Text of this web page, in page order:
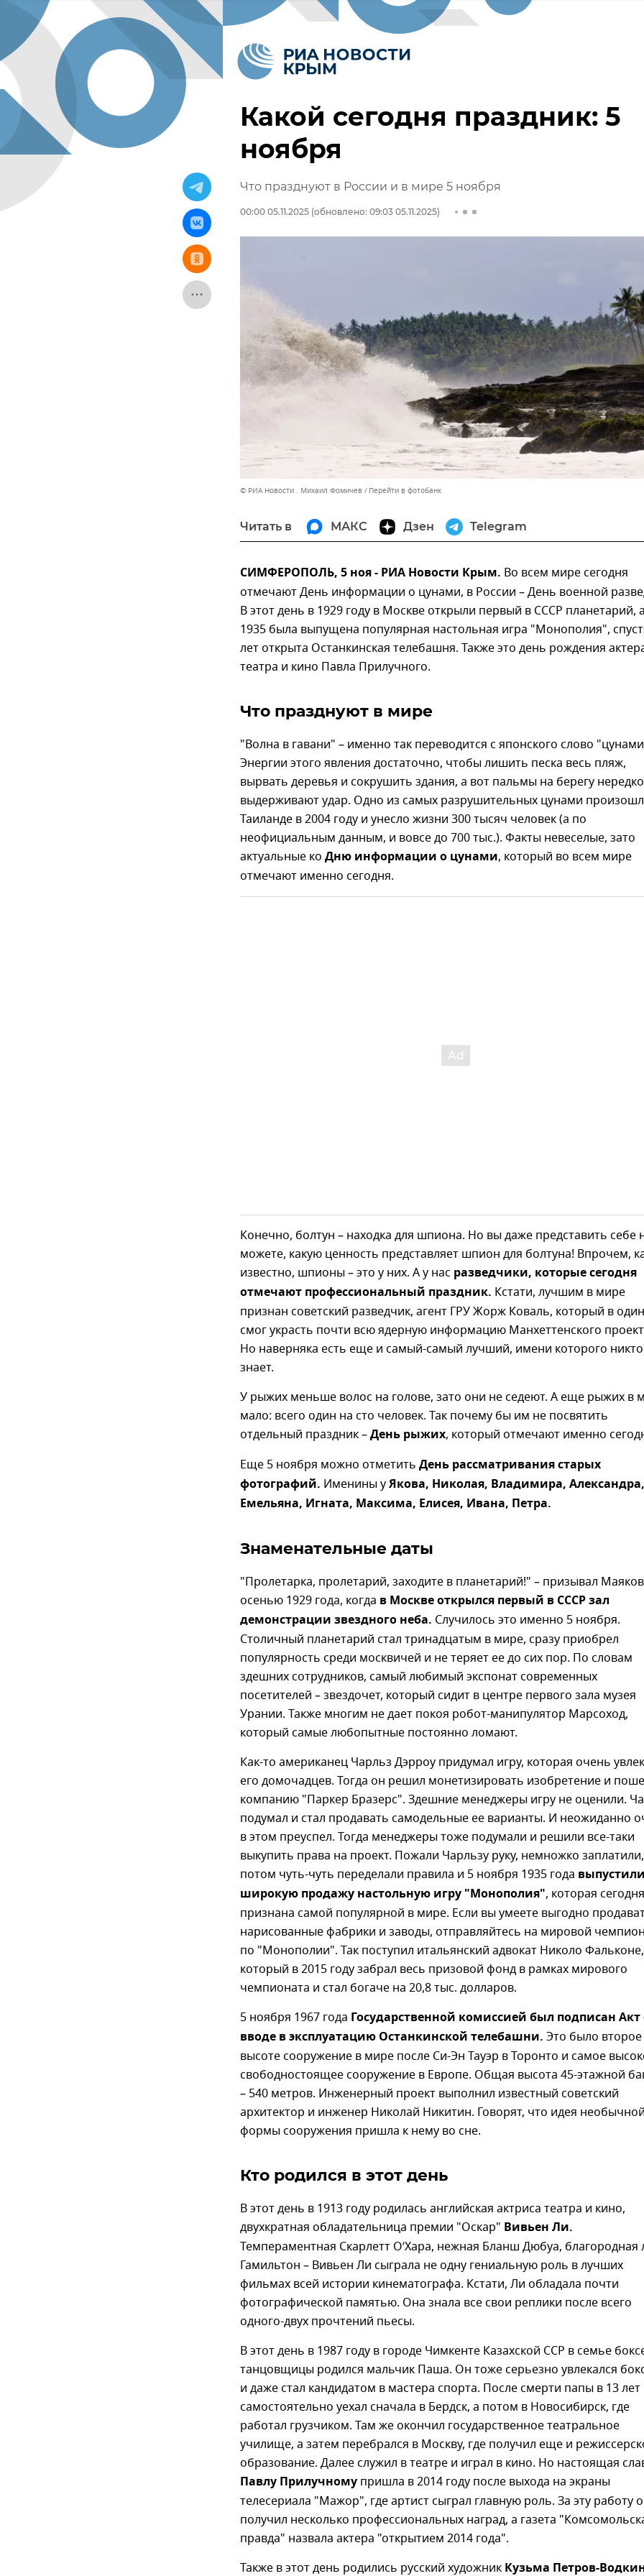
Какой сегодня праздник: 5
ноября
Что празднуют в России и в мире 5 ноября
00:00 05.11.2025 (обновлено: 09:03 05.11.2025)
© РИА Новости . Михаил Фомичев Перейти в фотобанк
Читать в МАКС Дзен Telegram
СИМФЕРОПОЛЬ, 5 ноя - РИА Новости Крым. Во всем мире сегодня
отмечают День информации о цунами, в России – День военной
В этот день в 1929 году в Москве открыли первый в СССР планетарий,
1935 была выпущена популярная настольная игра "Монополия",
лет открыта Останкинская телебашня. Также это день рождения
театра и кино Павла Прилучного.
Что празднуют в мире
"Волна в гавани" – именно так переводится с японского слово
Энергии этого явления достаточно, чтобы лишить песка весь пляж,
вырвать деревья и сокрушить здания, а вот пальмы на берегу нередко
выдерживают удар. Одно из самых разрушительных цунами
Таиланде в 2004 году и унесло жизни 300 тысяч человек (а по
неофициальным данным, и вовсе до 700 тыс.). Факты невеселые, зато
актуальные ко Дню информации о цунами, который во всем мире
отмечают именно сегодня.
Конечно, болтун – находка для шпиона. Но вы даже представить себе
можете, какую ценность представляет шпион для болтуна! Впрочем,
известно, шпионы – это у них. А у нас разведчики, которые сегодня
отмечают профессиональный праздник. Кстати, лучшим в мире
признан советский разведчик, агент ГРУ Жорж Коваль, который в
смог украсть почти всю ядерную информацию Манхеттенского
Но наверняка есть еще и самый-самый лучший, имени которого
знает.
У рыжих меньше волос на голове, зато они не седеют. А еще рыжих в
мало: всего один на сто человек. Так почему бы им не посвятить
отдельный праздник –День рыжих, который отмечают именно
Еще 5 ноября можно отметить День рассматривания старых
фотографий. Именины уЯкова, Николая, Владимира, Александра,
Емельяна, Игната, Максима, Елисея, Ивана, Петра.
Знаменательные даты
"Пролетарка, пролетарий, заходите в планетарий!" – призывал
осенью 1929 года, когда в Москве открылся первый в СССР зал
демонстрации звездного неба. Случилось это именно 5 ноября.
Столичный планетарий стал тринадцатым в мире, сразу приобрел
популярность среди москвичей и не теряет ее до сих пор. По словам
здешних сотрудников, самый любимый экспонат современных
посетителей – звездочет, который сидит в центре первого зала музея
Урании. Также многим не дает покоя робот-манипулятор Марсоход,
который самые любопытные постоянно ломают.
Как-то американец Чарльз Дэрроу придумал игру, которая очень
его домочадцев. Тогда он решил монетизировать изобретение и
компанию "Паркер Бразерс". Здешние менеджеры игру не оценили.
подумал и стал продавать самодельные ее варианты. И неожиданно
в этом преуспел. Тогда менеджеры тоже подумали и решили все-таки
выкупить права на проект. Пожали Чарльзу руку, немножко заплатили,
потом чуть-чуть переделали правила и 5 ноября 1935 года
широкую продажу настольную игру "Монополия", которая сегодня
признана самой популярной в мире. Если вы умеете выгодно
нарисованные фабрики и заводы, отправляйтесь на мировой
по "Монополии". Так поступил итальянский адвокат Николо Фальконе,
который в 2015 году забрал весь призовой фонд в рамках мирового
чемпионата и стал богаче на 20,8 тыс. долларов.
5 ноября 1967 года Государственной комиссией был подписан Акт
вводе в эксплуатацию Останкинской телебашни. Это было
высоте сооружение в мире после Си-Эн Тауэр в Торонто и самое
свободностоящее сооружение в Европе. Общая высота 45-этажной
– 540 метров. Инженерный проект выполнил известный советский
архитектор и инженер Николай Никитин. Говорят, что идея необычной
формы сооружения пришла к нему во сне.
Кто родился в этот день
В этот день в 1913 году родилась английская актриса театра и кино,
двухкратная обладательница премии "Оскар" Вивьен Ли.
Темпераментная Скарлетт О’Хара, нежная Бланш Дюбуа, благородная
Гамильтон – Вивьен Ли сыграла не одну гениальную роль в лучших
фильмах всей истории кинематографа. Кстати, Ли обладала почти
фотографической памятью. Она знала все свои реплики после всего
одного-двух прочтений пьесы.
В этот день в 1987 году в городе Чимкенте Казахской ССР в семье
танцовщицы родился мальчик Паша. Он тоже серьезно увлекался
и даже стал кандидатом в мастера спорта. После смерти папы в 13 лет
самостоятельно уехал сначала в Бердск, а потом в Новосибирск, где
работал грузчиком. Там же окончил государственное театральное
училище, а затем перебрался в Москву, где получил еще и
образование. Далее служил в театре и играл в кино. Но настоящая
Павлу Прилучному пришла в 2014 году после выхода на экраны
телесериала "Мажор", где артист сыграл главную роль. За эту работу
получил несколько профессиональных наград, а газета
правда" назвала актера "открытием 2014 года".
Также в этот день родились русский художник Кузьма Петров-